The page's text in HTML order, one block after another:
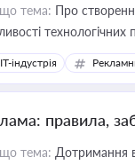
тема: Про
технологічних
IT-індустрія
правила,
тема: Дотримання